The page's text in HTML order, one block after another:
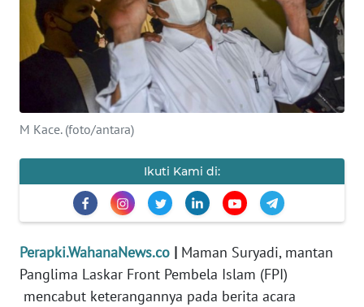
M Kace. (foto/antara)
Ikuti Kami di:
Perapki.WahanaNews.co | Maman Suryadi, mantan
Panglima Laskar Front Pembela Islam (FPI)
mencabut keterangannya pada berita acara
WAHANA
ADVOKAT
KONSUMEN
NET
FORWAMKI
PERAPKI
WALINKI